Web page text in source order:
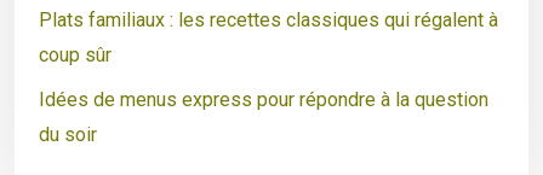
Plats familiaux : les recettes classiques qui régalent à
coup sûr
Idées de menus express pour répondre à la question
du soir